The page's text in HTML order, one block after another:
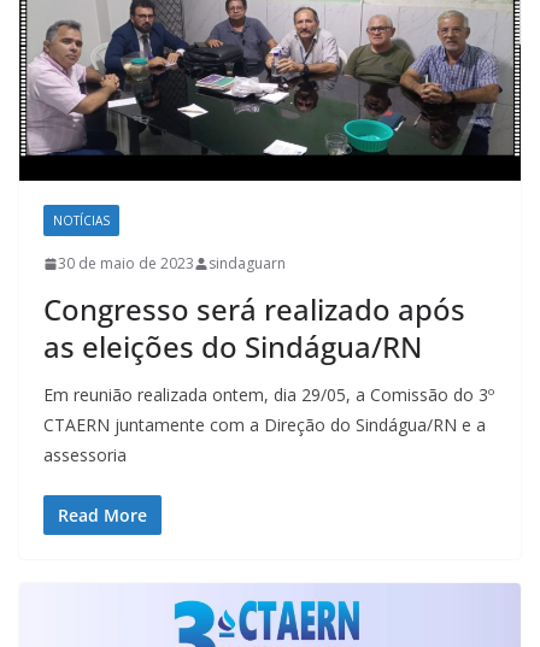
NOTÍCIAS
30 de maio de 2023 sindaguarn
Congresso será realizado após
as eleições do Sindágua/RN
Em reunião realizada ontem, dia 29/05, a Comissão do 3º
CTAERN juntamente com a Direção do Sindágua/RN e a
assessoria
Read More